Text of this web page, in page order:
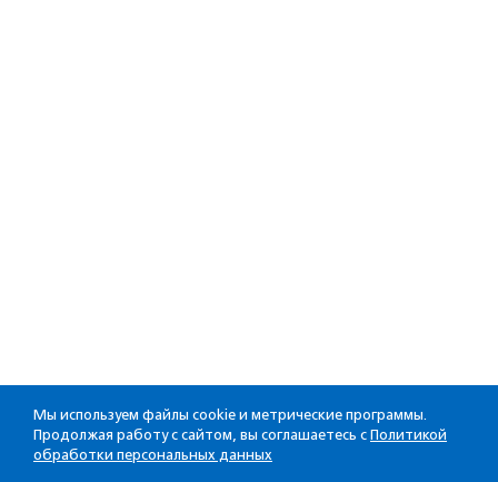
Мы используем файлы cookie и метрические программы.
Продолжая работу с сайтом, вы соглашаетесь с Политикой
обработки персональных данных